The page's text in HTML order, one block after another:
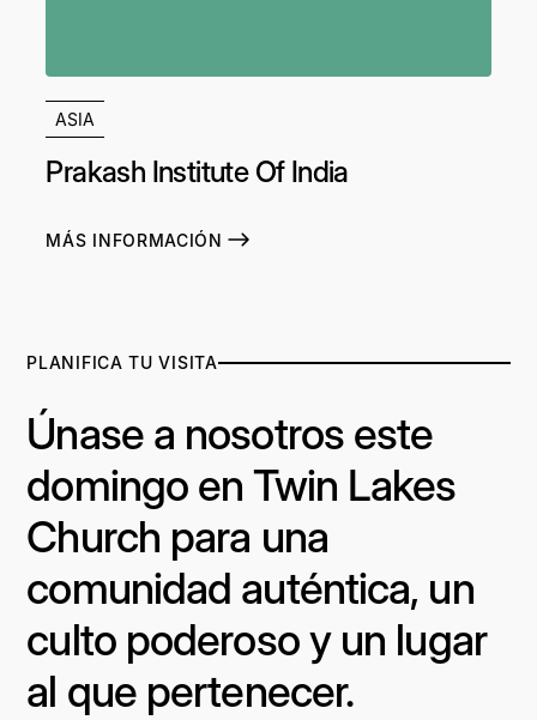
ASIA
Prakash Institute Of India
MÁS INFORMACIÓN
PLANIFICA TU VISITA
Únase a nosotros este
domingo en Twin Lakes
Church para una
comunidad auténtica, un
culto poderoso y un lugar
al que pertenecer.